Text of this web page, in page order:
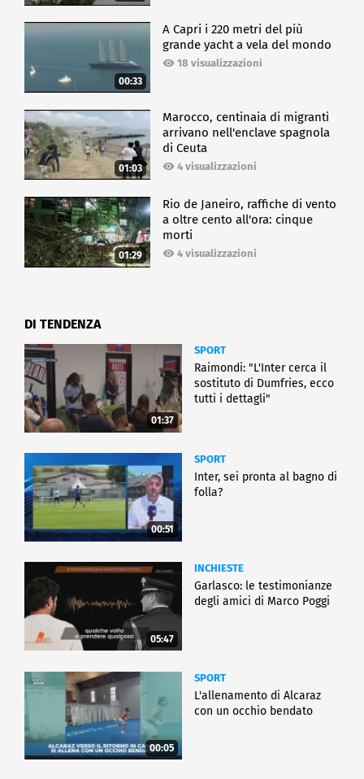
00:33
A Capri i 220 metri del più
grande yacht a vela del mondo
18 visualizzazioni
01:03
Marocco, centinaia di migranti
arrivano nell'enclave spagnola
di Ceuta
4 visualizzazioni
01:29
Rio de Janeiro, raffiche di vento
a oltre cento all'ora: cinque
morti
4 visualizzazioni
DI TENDENZA
01:37
SPORT
Raimondi: "L'Inter cerca il
sostituto di Dumfries, ecco
tutti i dettagli"
00:51
SPORT
Inter, sei pronta al bagno di
folla?
05:47
INCHIESTE
Garlasco: le testimonianze
degli amici di Marco Poggi
00:05
SPORT
L'allenamento di Alcaraz
con un occhio bendato